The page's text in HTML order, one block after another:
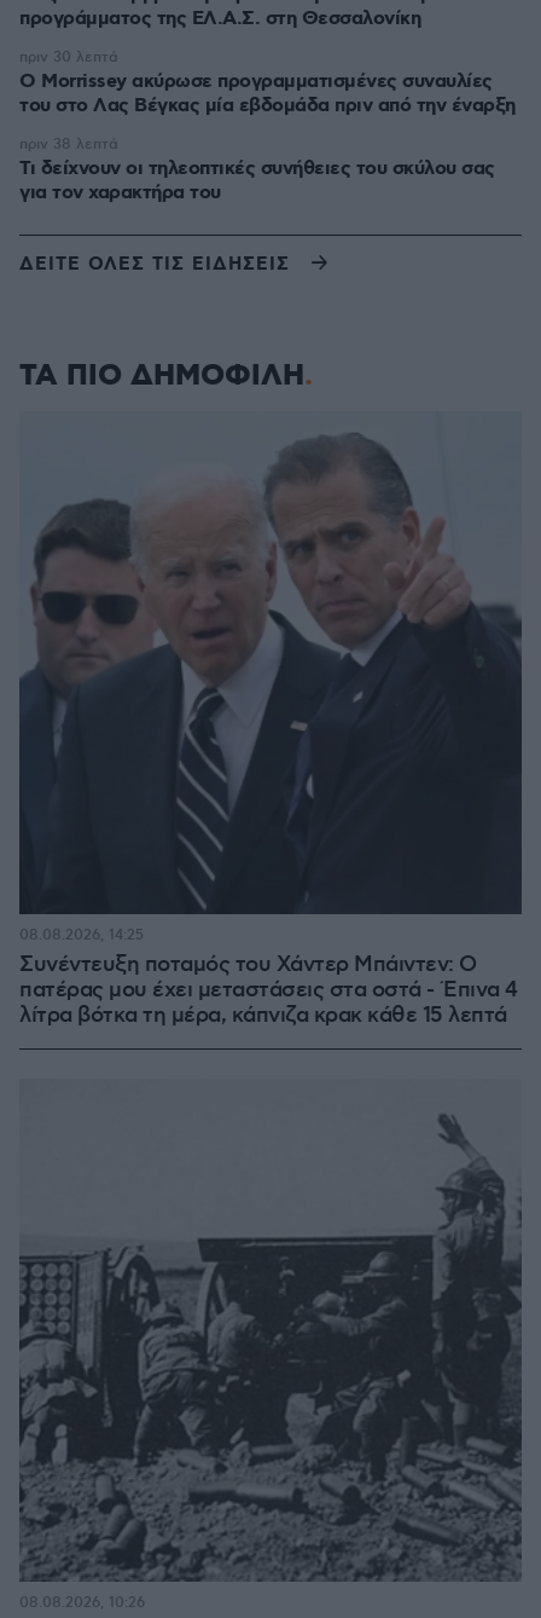
προγράμματος της ΕΛ.Α.Σ. στη Θεσσαλονίκη
Ο Morrissey ακύρωσε προγραμματισμένες συναυλίες
του στο Λας Βέγκας μία εβδομάδα πριν από την έναρξη
πριν 30 λεπτά
Τι δείχνουν οι τηλεοπτικές συνήθειες του σκύλου σας
για τον χαρακτήρα του
πριν 38 λεπτά
ΔΕΙΤΕ ΟΛΕΣ ΤΙΣ ΕΙΔΗΣΕΙΣ
ΤΑ ΠΙΟ ΔΗΜΟΦΙΛΗ
Συνέντευξη ποταμός του Χάντερ Μπάιντεν: Ο
πατέρας μου έχει μεταστάσεις στα οστά - Έπινα 4
λίτρα βότκα τη μέρα, κάπνιζα κρακ κάθε 15 λεπτά
08.08.2026, 14:25
08.08.2026, 10:26